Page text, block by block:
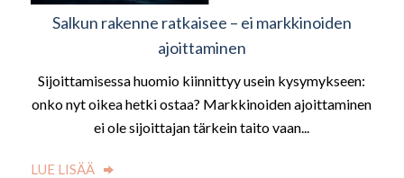
Salkun rakenne ratkaisee – ei markkinoiden
ajoittaminen
Sijoittamisessa huomio kiinnittyy usein kysymykseen:
onko nyt oikea hetki ostaa? Markkinoiden ajoittaminen
ei ole sijoittajan tärkein taito vaan...
LUE LISÄÄ